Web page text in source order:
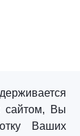
сайтом, Вы
Ваших